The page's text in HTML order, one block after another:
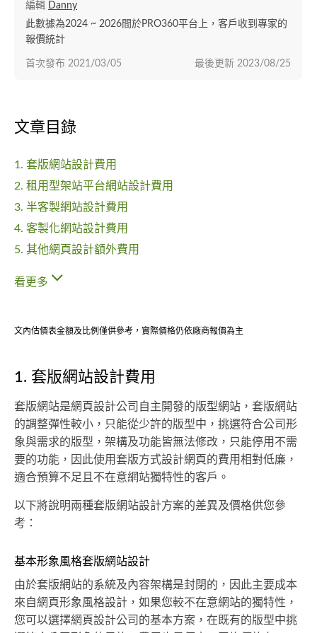
編輯 Danny
此數據為2024 ~ 2026間於PRO360平台上，客戶收到專家的
報價統計
最後更新 2023/08/25
首次發布 2021/03/05
文章目錄
1. 套版網站設計費用
2. 租用型架站平台網站設計費用
3. 半客製網站設計費用
4. 客製化網站設計費用
5. 其他網頁設計額外費用
看更多
文內估價表金額及比例僅供參考，實際價格仍依廠商報價為主
1. 套版網站設計費用
套版網站是網頁設計公司自主開發的版型網站，套版網站
的調整彈性較小，只能從少許的版型中，挑選符合公司形
象與需求的版型，架構及功能皆無法修改，只能停用不需
要的功能，因此使用套版方式設計網頁的費用相對低廉，
適合預算不足且不在意網站獨特性的客戶。
以下將說明兩種套版網站設計方案的差異及價格供您參
考：
基本形象風格套版網站設計
由於套版網站的系統及內容架構是封閉的，因此主要成本
來自網頁形象風格設計，如果您較不在意網站的獨特性，
您可以選擇網頁設計公司的基本方案，在既有的版型中挑